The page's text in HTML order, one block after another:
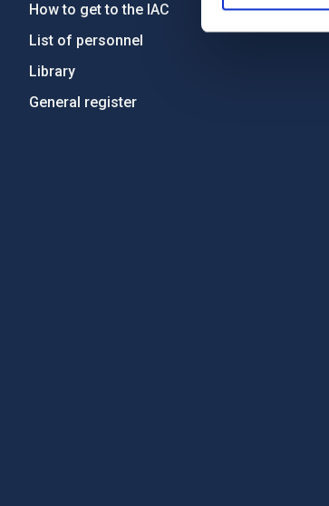
How to get to the IAC
List of personnel
Library
General register